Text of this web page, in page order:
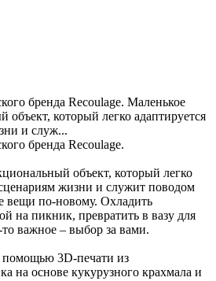
бренда Recoulage. Маленькое
который легко адаптируется
и служ...
бренда Recoulage.
объект, который легко
жизни и служит поводом
вещи по-новому. Охладить
на пикник, превратить в вазу для
важное – выбор за вами.
3D-печати из
на основе кукурузного крахмала и